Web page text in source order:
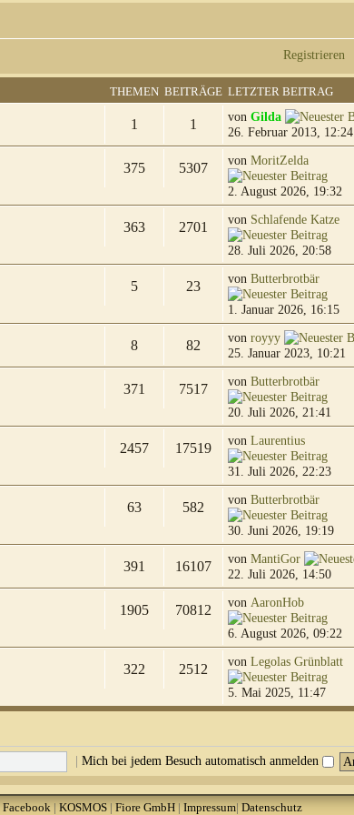
Registrieren
THEMEN BEITRÄGE LETZTER BEITRAG
1 1 von Gilda
26. Februar 2013, 12:24
375 5307 von MoritZelda
2. August 2026, 19:32
363 2701 von Schlafende Katze
28. Juli 2026, 20:58
5 23 von Butterbrotbär
1. Januar 2026, 16:15
8 82 von royyy
25. Januar 2023, 10:21
371 7517 von Butterbrotbär
20. Juli 2026, 21:41
2457 17519 von Laurentius
31. Juli 2026, 22:23
63 582 von Butterbrotbär
30. Juni 2026, 19:19
391 16107 von MantiGor
22. Juli 2026, 14:50
1905 70812 von AaronHob
6. August 2026, 09:22
322 2512 von Legolas Grünblatt
5. Mai 2025, 11:47
| Mich bei jedem Besuch automatisch anmelden
Facebook| KOSMOS| Fiore GmbH| Impressum| Datenschutz